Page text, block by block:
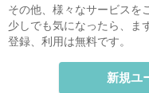
その他、様々なサービスを
少しでも気になったら、ま
登録、利用は無料です。
新規ユ